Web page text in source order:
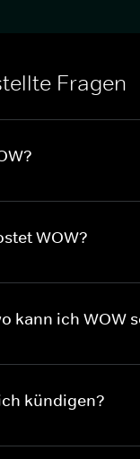
Fragen
WOW?
kann ich WOW
kündigen?